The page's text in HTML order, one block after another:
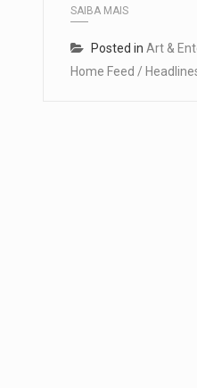
SAIBA MAIS
Posted in Art &
Home Feed /